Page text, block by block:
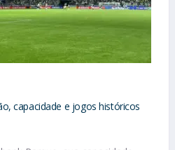
capacidade e jogos históricos